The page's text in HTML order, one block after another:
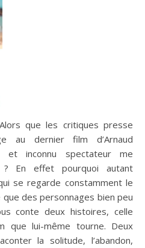
que les critiques presse
au dernier film d’Arnaud
et inconnu spectateur me
? En effet pourquoi autant
se regarde constamment le
des personnages bien peu
conte deux histoires, celle
que lui-même tourne. Deux
la solitude, l’abandon,